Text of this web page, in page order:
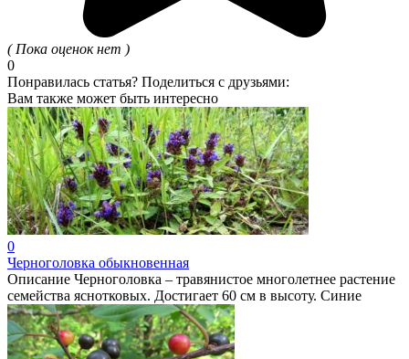
( Пока оценок нет )
0
Понравилась статья? Поделиться с друзьями:
Вам также может быть интересно
0
Черноголовка обыкновенная
Описание Черноголовка – травянистое многолетнее растение
семейства яснотковых. Достигает 60 см в высоту. Синие